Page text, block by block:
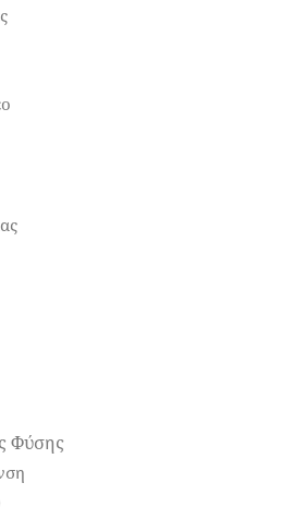
Φύσης